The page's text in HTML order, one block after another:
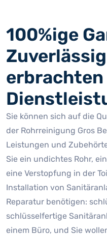
100%ige
erbrachten
Sie können sich auf die
der Rohrreinigung Gros
Leistungen und
Sie ein undichtes Rohr,
eine Verstopfung in der
Installation von
Reparatur benötigen:
schlüsselfertige
einem Büro, und Sie